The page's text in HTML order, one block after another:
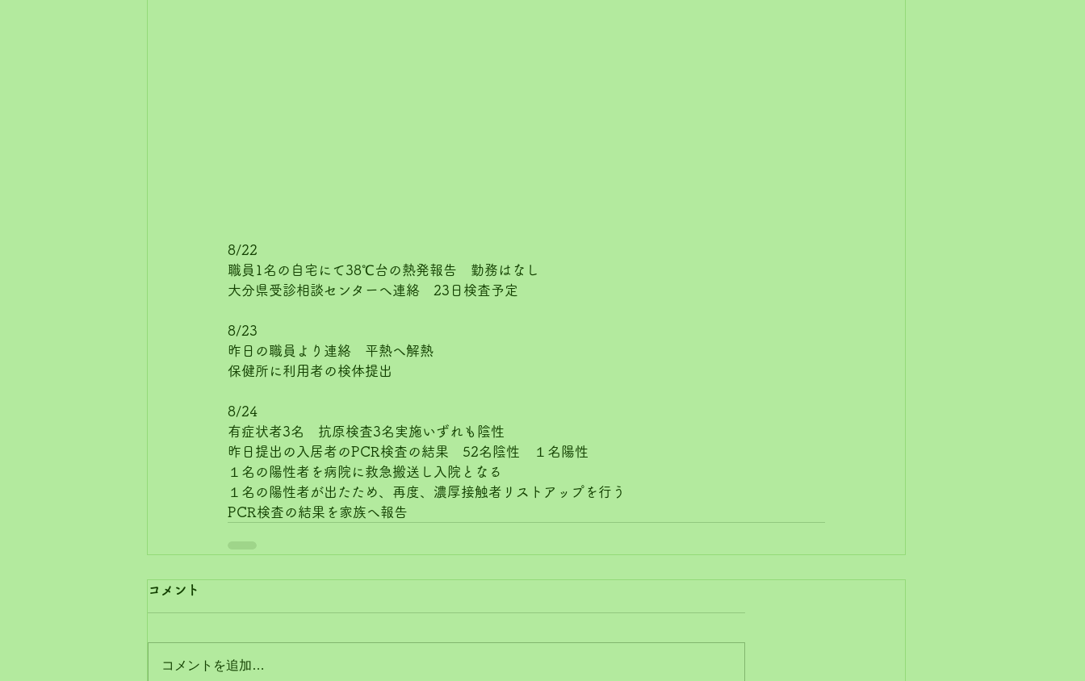
8/22
職員1名の自宅にて38℃台の熱発報告　勤務はなし
大分県受診相談センターへ連絡　23日検査予定
8/23
昨日の職員より連絡　平熱へ解熱
保健所に利用者の検体提出
8/24
有症状者3名　抗原検査3名実施いずれも陰性
昨日提出の入居者のPCR検査の結果　52名陰性　１名陽性
１名の陽性者を病院に救急搬送し入院となる
１名の陽性者が出たため、再度、濃厚接触者リストアップを行う
PCR検査の結果を家族へ報告
コメント
コメントを追加…